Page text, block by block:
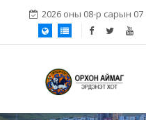
2026 оны 08-р сарын 07